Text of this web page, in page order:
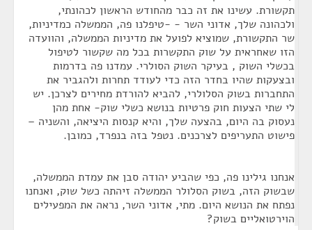
תקשורת. עשינו את זה כבר מהחודש הראשון לכהונתי,
ולכהונה שלך, אדוני השר - -טיפלנו פה, הממשלה כמדיניות,
שר התקשורת, שמוציא לפועל את מדיניות הממשלה, והוועדה
הזו שאחראית על שוק התקשרות בכל מה שקשור לטיפול
בכשלי השוק , בעיקר השוק הסולרי. עמדנו פה בדרמות
ובצעקות שהיו בחדר הזה כדי לעודד תחרות ולהגביר את
התחברות בשוק הסלולרי, להביא להורדת מחירים לצרכן. יש
לי שתי הצעות חוק פרטיות בנושא כשלי שוק- אחת מהן
נעסוק בה היום, בהצעה שלך, והיא קנסות היציאה, והשניה –
פישוט התעריפים לצרכנים. נטפל בזה בנפרד, כמובן.
אנחנו גילינו פה, כפי שהביע יהודה סבן את עמדת הממשלה,
שבשוק הזה, בשוק הסלולר הממשלה זיהתה כשל שוק, ואנחנו
נפתח את הנושא היום. מתי, אדוני השר, נראה את המפעילים
הוירטואליים בשוק?